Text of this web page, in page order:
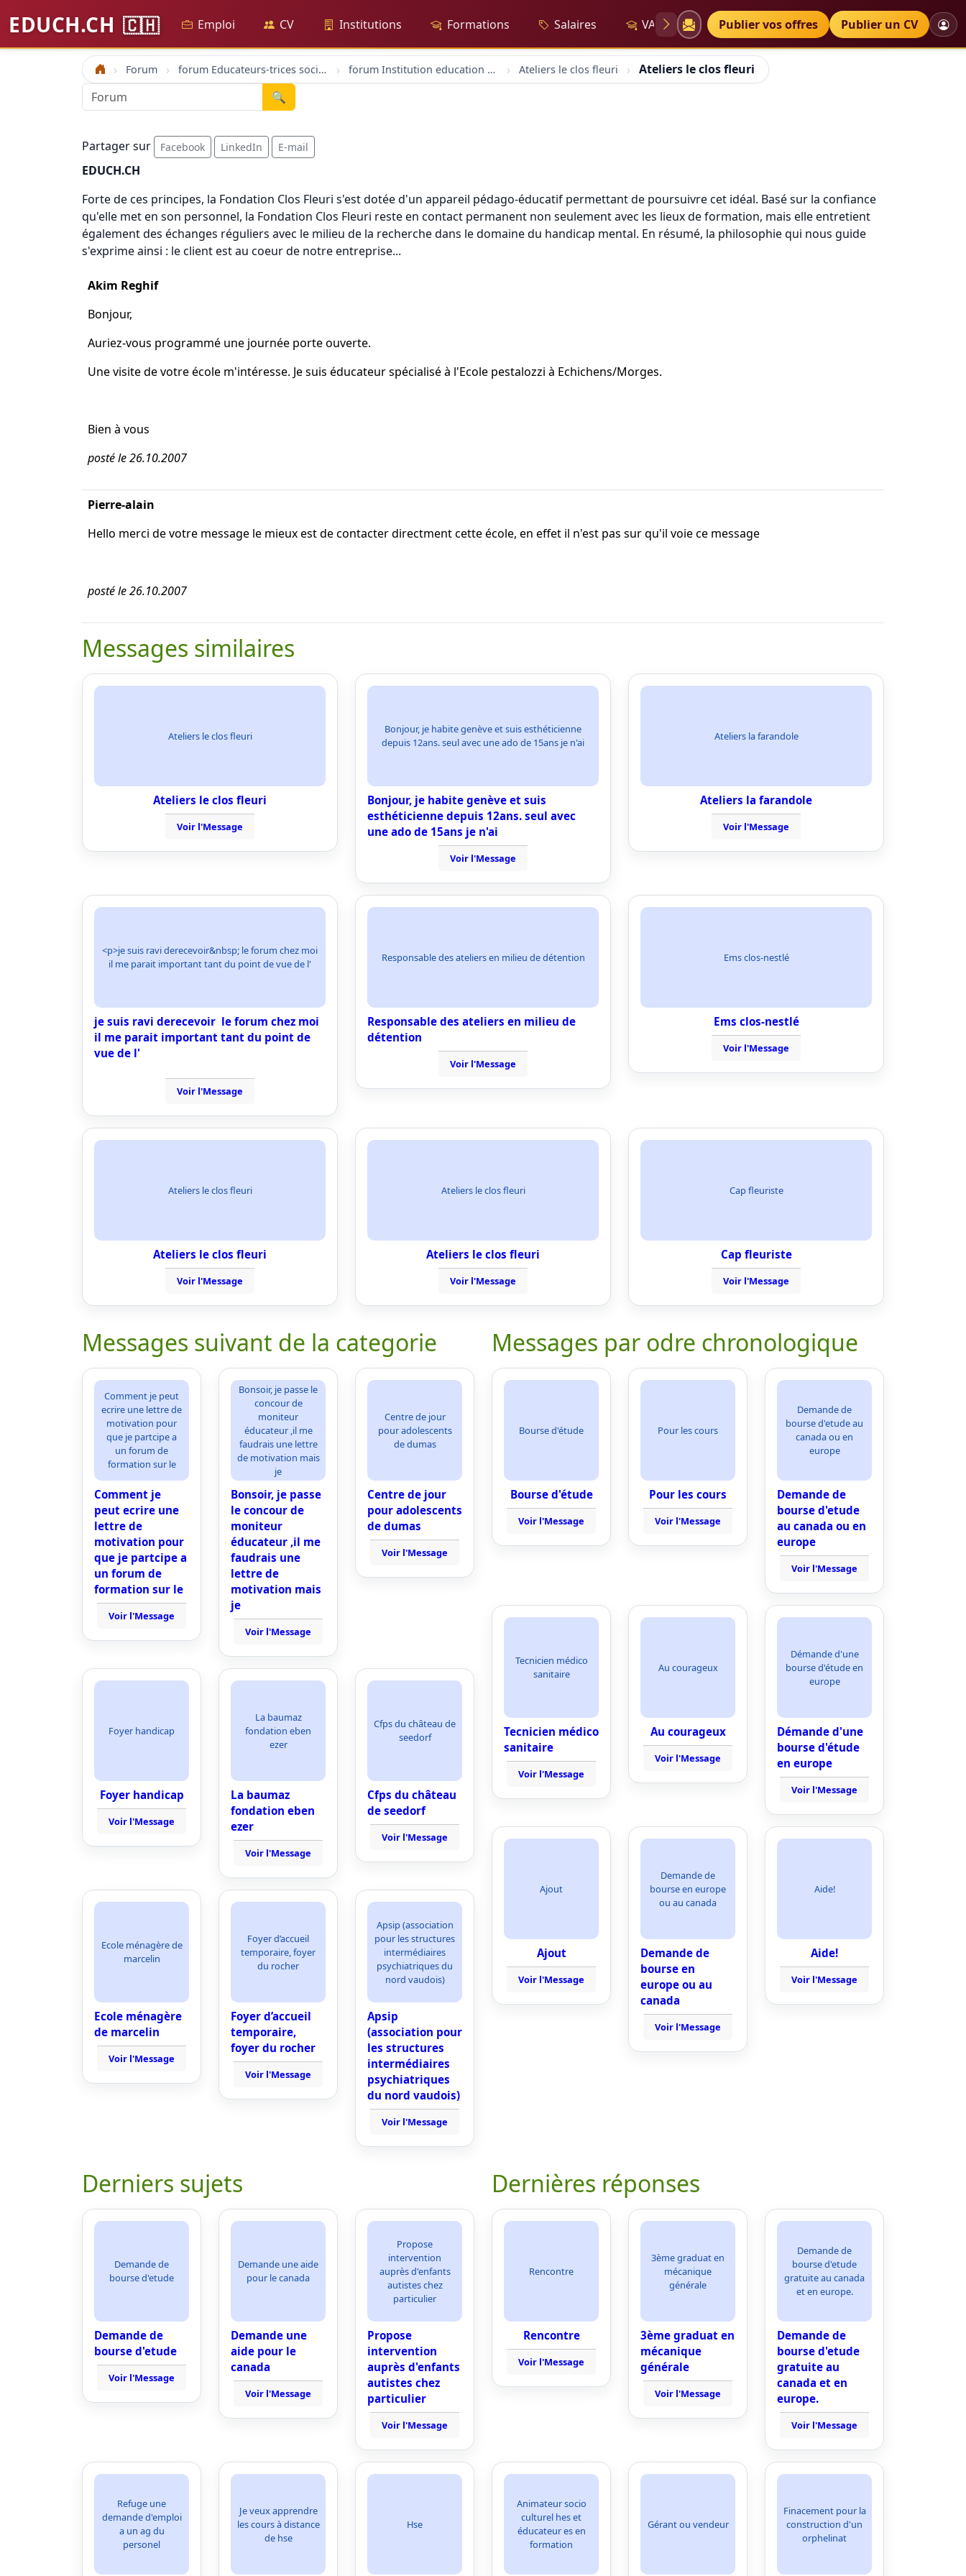
EDUCH.CH 🇨🇭 Emploi CV Institutions Formations Salaires VAE Diplômes Petites annonces
Publier vos offres Publier un CV
Accueil Forum forum Educateurs-trices sociaux forum Institution education formation Ateliers le clos fleuri
Ateliers le clos fleuri
🔍
Partager sur Facebook LinkedIn E-mail
EDUCH.CH
Forte de ces principes, la Fondation Clos Fleuri s'est dotée d'un appareil pédago-éducatif permettant de poursuivre cet idéal. Basé sur la confiance
qu'elle met en son personnel, la Fondation Clos Fleuri reste en contact permanent non seulement avec les lieux de formation, mais elle entretient
également des échanges réguliers avec le milieu de la recherche dans le domaine du handicap mental. En résumé, la philosophie qui nous guide
s'exprime ainsi : le client est au coeur de notre entreprise...
Akim Reghif
Bonjour,
Auriez-vous programmé une journée porte ouverte.
Une visite de votre école m'intéresse. Je suis éducateur spécialisé à l'Ecole pestalozzi à Echichens/Morges.
Bien à vous
posté le 26.10.2007
Pierre-alain
Hello merci de votre message le mieux est de contacter directment cette école, en effet il n'est pas sur qu'il voie ce message
posté le 26.10.2007
Messages similaires
Ateliers le clos fleuri
Ateliers le clos fleuri
Voir l'Message
Bonjour, je habite genève et suis esthéticienne
depuis 12ans. seul avec une ado de 15ans je n'ai
Bonjour, je habite genève et suis
esthéticienne depuis 12ans. seul avec
une ado de 15ans je n'ai
Voir l'Message
Ateliers la farandole
Ateliers la farandole
Voir l'Message
<p>je suis ravi derecevoir&nbsp; le forum chez moi
il me parait important tant du point de vue de l'
je suis ravi derecevoir le forum chez moi
il me parait important tant du point de
vue de l'
Voir l'Message
Responsable des ateliers en milieu de détention
Responsable des ateliers en milieu de
détention
Voir l'Message
Ems clos-nestlé
Ems clos-nestlé
Voir l'Message
Ateliers le clos fleuri
Ateliers le clos fleuri
Voir l'Message
Ateliers le clos fleuri
Ateliers le clos fleuri
Voir l'Message
Cap fleuriste
Cap fleuriste
Voir l'Message
Messages suivant de la categorie
Comment je peut
ecrire une lettre de
motivation pour
que je partcipe a
un forum de
formation sur le
Comment je
peut ecrire une
lettre de
motivation pour
que je partcipe a
un forum de
formation sur le
Voir l'Message
Bonsoir, je passe le
concour de
moniteur
éducateur ,il me
faudrais une lettre
de motivation mais
je
Bonsoir, je passe
le concour de
moniteur
éducateur ,il me
faudrais une
lettre de
motivation mais
je
Voir l'Message
Centre de jour
pour adolescents
de dumas
Centre de jour
pour adolescents
de dumas
Voir l'Message
Foyer handicap
Foyer handicap
Voir l'Message
La baumaz
fondation eben
ezer
La baumaz
fondation eben
ezer
Voir l'Message
Cfps du château de
seedorf
Cfps du château
de seedorf
Voir l'Message
Ecole ménagère de
marcelin
Ecole ménagère
de marcelin
Voir l'Message
Foyer d’accueil
temporaire, foyer
du rocher
Foyer d’accueil
temporaire,
foyer du rocher
Voir l'Message
Apsip (association
pour les structures
intermédiaires
psychiatriques du
nord vaudois)
Apsip
(association pour
les structures
intermédiaires
psychiatriques
du nord vaudois)
Voir l'Message
Messages par odre chronologique
Bourse d'étude
Bourse d'étude
Voir l'Message
Pour les cours
Pour les cours
Voir l'Message
Demande de
bourse d'etude au
canada ou en
europe
Demande de
bourse d'etude
au canada ou en
europe
Voir l'Message
Tecnicien médico
sanitaire
Tecnicien médico
sanitaire
Voir l'Message
Au courageux
Au courageux
Voir l'Message
Démande d'une
bourse d'étude en
europe
Démande d'une
bourse d'étude
en europe
Voir l'Message
Ajout
Ajout
Voir l'Message
Demande de
bourse en europe
ou au canada
Demande de
bourse en
europe ou au
canada
Voir l'Message
Aide!
Aide!
Voir l'Message
Derniers sujets
Demande de
bourse d'etude
Demande de
bourse d'etude
Voir l'Message
Demande une aide
pour le canada
Demande une
aide pour le
canada
Voir l'Message
Propose
intervention
auprès d'enfants
autistes chez
particulier
Propose
intervention
auprès d'enfants
autistes chez
particulier
Voir l'Message
Refuge une
demande d'emploi
a un ag du
personel
Je veux apprendre
les cours à distance
de hse
Hse
Dernières réponses
Rencontre
Rencontre
Voir l'Message
3ème graduat en
mécanique
générale
3ème graduat en
mécanique
générale
Voir l'Message
Demande de
bourse d'etude
gratuite au canada
et en europe.
Demande de
bourse d'etude
gratuite au
canada et en
europe.
Voir l'Message
Animateur socio
culturel hes et
éducateur es en
formation
Gérant ou vendeur
Finacement pour la
construction d'un
orphelinat